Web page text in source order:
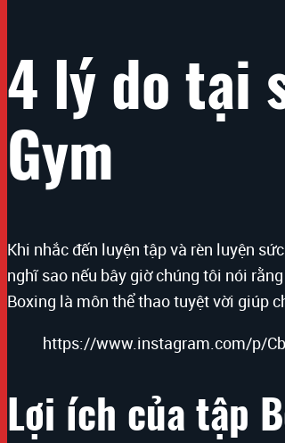
4 lý do tại
Gym
Khi nhắc đến luyện tập và rèn luyện
nghĩ sao nếu bây giờ chúng tôi nói
Boxing là môn thể thao tuyệt vời giúp
https://www.instagram.com/p/
Lợi ích của tập